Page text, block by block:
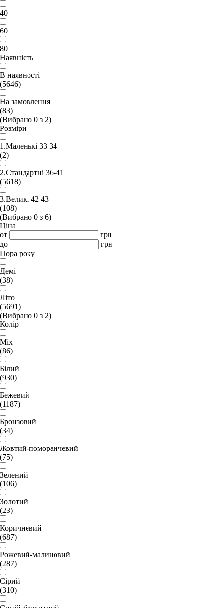
40
60
80
Наявність
В наявності
(5646)
На замовлення
(83)
(Вибрано 0 з 2)
Розміри
1.Маленькі 33 34+
(2)
2.Стандартні 36-41
(5618)
3.Великі 42 43+
(108)
(Вибрано 0 з 6)
Ціна
от
грн
до
грн
Пора року
Демі
(38)
Літо
(5691)
(Вибрано 0 з 2)
Колір
Mix
(86)
Білий
(930)
Бежевий
(1187)
Бронзовий
(34)
Жовтий-поморанчевий
(75)
Зелений
(106)
Золотий
(23)
Коричневий
(687)
Рожевий-малиновий
(287)
Сірий
(310)